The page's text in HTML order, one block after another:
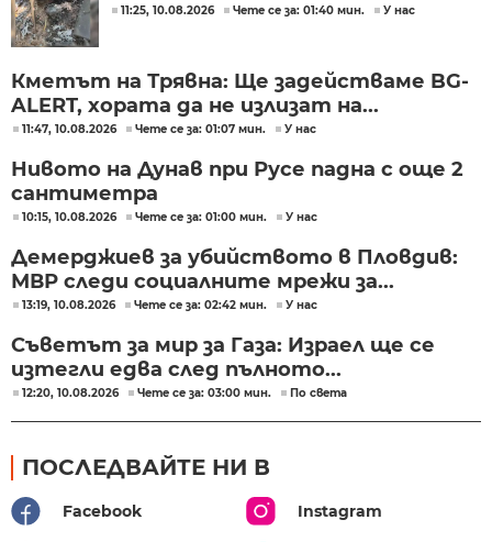
11:25, 10.08.2026 Чете се за: 01:40 мин. У нас
Кметът на Трявна: Ще задействаме BG-
ALERT, хората да не излизат на...
11:47, 10.08.2026 Чете се за: 01:07 мин. У нас
Нивото на Дунав при Русе падна с още 2
сантиметра
10:15, 10.08.2026 Чете се за: 01:00 мин. У нас
Демерджиев за убийството в Пловдив:
МВР следи социалните мрежи за...
13:19, 10.08.2026 Чете се за: 02:42 мин. У нас
Съветът за мир за Газа: Израел ще се
изтегли едва след пълното...
12:20, 10.08.2026 Чете се за: 03:00 мин. По света
ПОСЛЕДВАЙТЕ НИ В
Facebook Instagram